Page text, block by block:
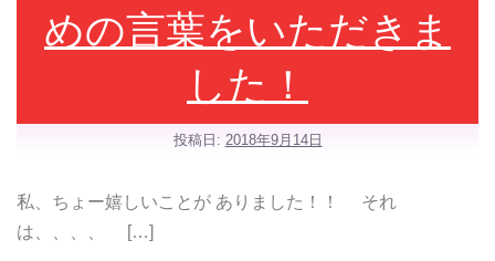
めの言葉をいただきま
した！
投稿日: 2018年9月14日
私、ちょー嬉しいことが ありました！！ それ
は、、、、 […]